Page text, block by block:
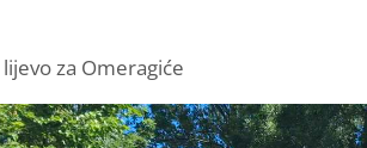
za Omeragiće